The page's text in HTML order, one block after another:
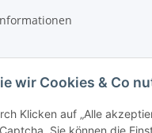
wir Cookies & Co
Klicken auf „Alle